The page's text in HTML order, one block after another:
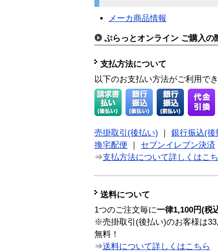
メーカ商品情報
ぷらっとオンライン ご購入の
支払方法について
以下のお支払い方法がご利用で
売掛取引(後払い)
銀行振込(後
換宅配便
セブンイレブン決済
⇒支払方法について詳しくはこ
送料について
1つのご注文毎に一律1,100円(税
※売掛取引(後払い)のお客様は
無料！
⇒送料について詳しくはこちら